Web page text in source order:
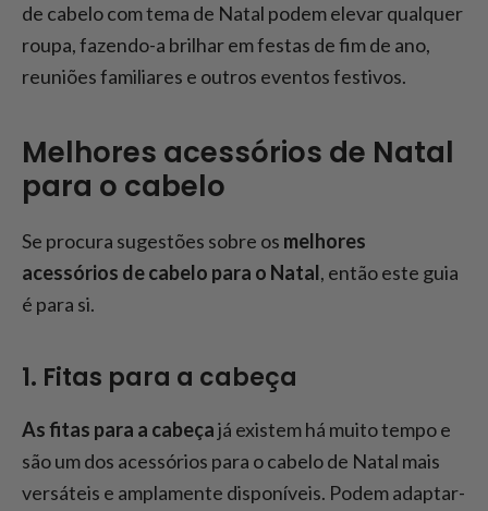
de cabelo com tema de Natal podem elevar qualquer
roupa, fazendo-a brilhar em festas de fim de ano,
reuniões familiares e outros eventos festivos.
Melhores acessórios de Natal
para o cabelo
Se procura sugestões sobre os melhores
acessórios de cabelo para o Natal, então este guia
é para si.
1. Fitas para a cabeça
As fitas para a cabeçajá existem há muito tempo e
são um dos acessórios para o cabelo de Natal mais
versáteis e amplamente disponíveis. Podem adaptar-